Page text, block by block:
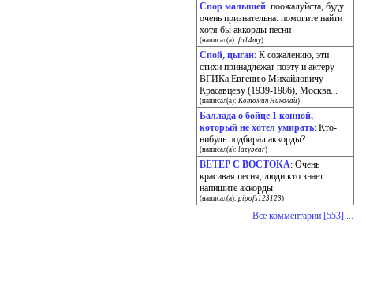
Спор малышей: поожалуйста, буду
очень признательна. помогите найти
хотя бы аккорды песни
(написал(а): fo14my)
Спой, цыган: К сожалению, эти
стихи принадлежат поэту и актеру
ВГИКа Евгению Михайловичу
Красавцеву (1939-1986), Москва...
(написал(а): Котомин Николай)
Баллада о бойце 1 конной,
который не хотел умирать: Кто-
нибудь подбирал аккорды?
(написал(а): lazybear)
ВЕТЕР С ВОСТОКА: Очень
красивая песня, люди кто знает
напишите аккорды
(написал(а): pipofs123123)
Все комментарии [553] ...